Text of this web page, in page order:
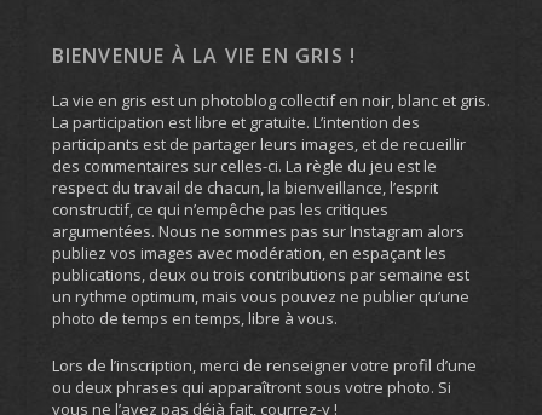
BIENVENUE À LA VIE EN GRIS !
La vie en gris est un photoblog collectif en noir, blanc et gris.
La participation est libre et gratuite. L’intention des
participants est de partager leurs images, et de recueillir
des commentaires sur celles-ci. La règle du jeu est le
respect du travail de chacun, la bienveillance, l’esprit
constructif, ce qui n’empêche pas les critiques
argumentées. Nous ne sommes pas sur Instagram alors
publiez vos images avec modération, en espaçant les
publications, deux ou trois contributions par semaine est
un rythme optimum, mais vous pouvez ne publier qu’une
photo de temps en temps, libre à vous.
Lors de l’inscription, merci de renseigner votre profil d’une
ou deux phrases qui apparaîtront sous votre photo. Si
vous ne l’avez pas déjà fait, courrez-y !